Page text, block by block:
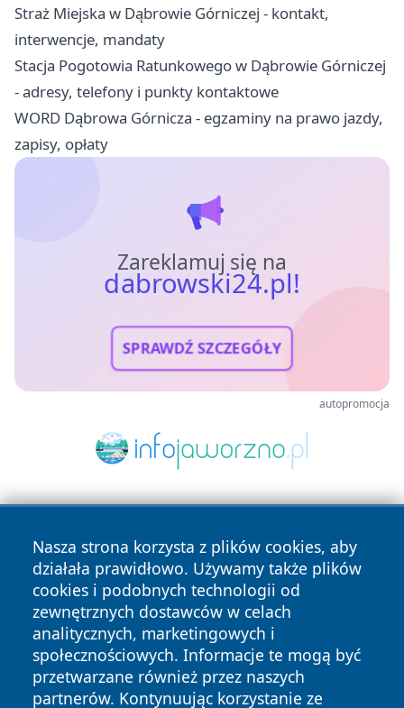
Straż Miejska w Dąbrowie Górniczej - kontakt,
interwencje, mandaty
Stacja Pogotowia Ratunkowego w Dąbrowie Górniczej
- adresy, telefony i punkty kontaktowe
WORD Dąbrowa Górnicza - egzaminy na prawo jazdy,
zapisy, opłaty
Zareklamuj się na
dabrowski24.pl!
SPRAWDŹ SZCZEGÓŁY
autopromocja
Nasza strona korzysta z plików cookies, aby
działała prawidłowo. Używamy także plików
cookies i podobnych technologii od
zewnętrznych dostawców w celach
analitycznych, marketingowych i
społecznościowych. Informacje te mogą być
przetwarzane również przez naszych
partnerów. Kontynuując korzystanie ze
Copyright © 2026 dabrowski24.pl Wszystkie prawa
zastrzeżone.
Polityka Polityka